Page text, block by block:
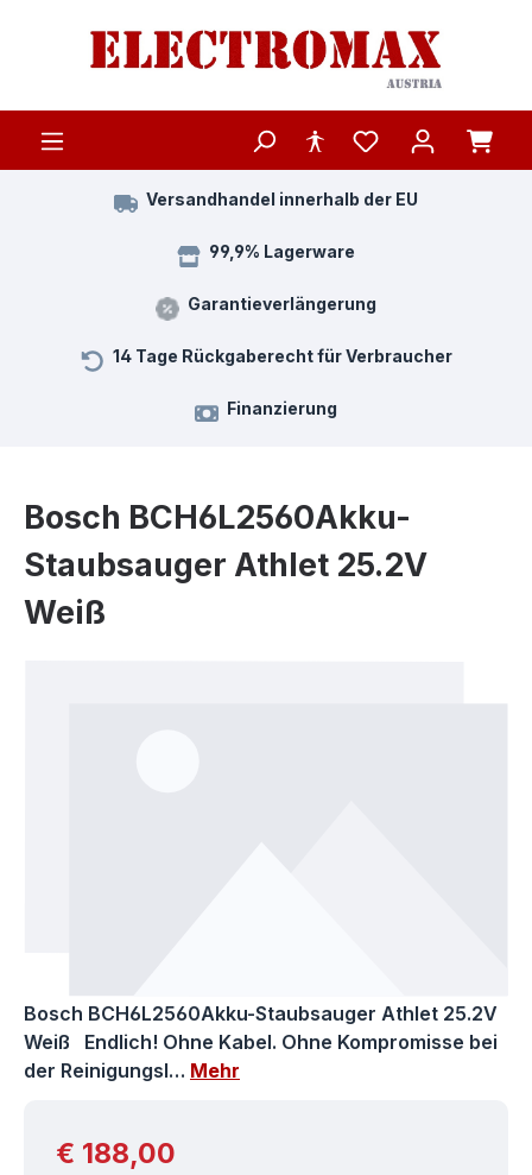
Zum Hauptinhalt springen
Versandhandel innerhalb der EU
99,9% Lagerware
Garantieverlängerung
14 Tage Rückgaberecht für Verbraucher
Finanzierung
Bosch BCH6L2560Akku-
Staubsauger Athlet 25.2V
Weiß
Bosch BCH6L2560Akku-Staubsauger Athlet 25.2V
Weiß Endlich! Ohne Kabel. Ohne Kompromisse bei
der Reinigungsl… Mehr
Regulärer Preis:
€ 188,00